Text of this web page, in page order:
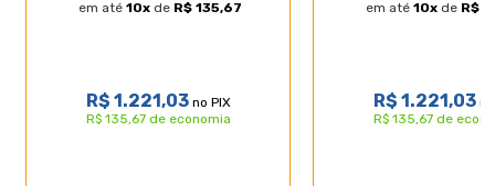
- Dimensões do produto (larg. x comp. x alt.)
Especificações Técnicas Base Box:
- Marca: Lucas Colchões;
em até10x de R$ 135,67
R$ 1.221,03no PIX
R$ 135,67 de economia
em até10x de R$
R$ 1.221,03no
R$ 135,67 de